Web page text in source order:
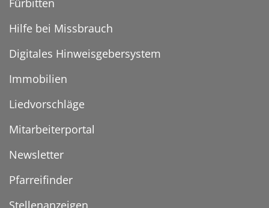
Fürbitten
Hilfe bei Missbrauch
Digitales Hinweisgebersystem
Immobilien
Liedvorschläge
Mitarbeiterportal
Newsletter
Pfarreifinder
Stellenanzeigen